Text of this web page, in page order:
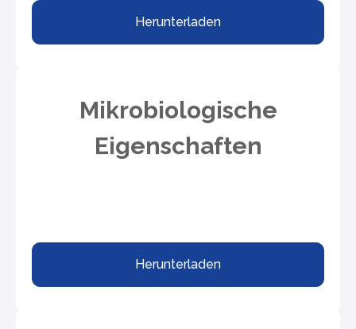
Herunterladen
Mikrobiologische
Eigenschaften
Herunterladen